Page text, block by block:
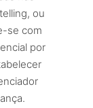
ou
se com
por